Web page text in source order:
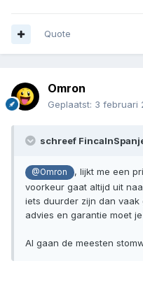
Quote
Omron
Geplaatst: 3 februari
schreef
@Omron
, lijkt me een
voorkeur gaat altijd uit
iets duurder zijn dan
advies en garantie moet
Al gaan de meesten